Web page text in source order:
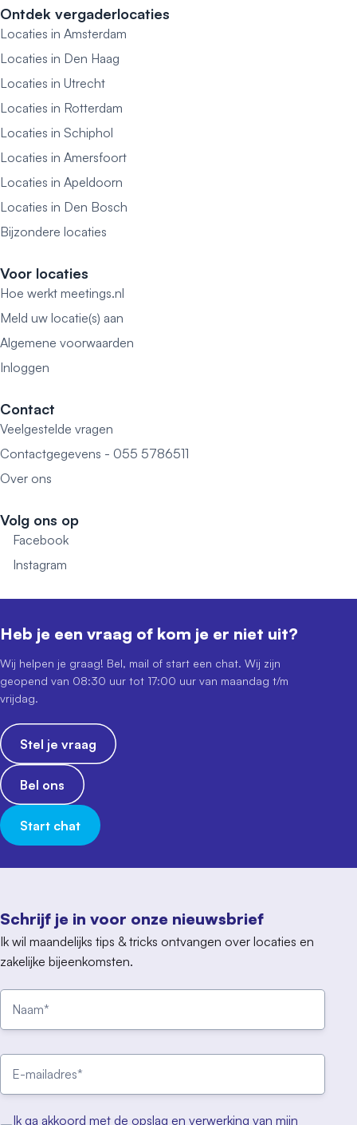
Ontdek vergaderlocaties
Locaties in Amsterdam
Locaties in Den Haag
Locaties in Utrecht
Locaties in Rotterdam
Locaties in Schiphol
Locaties in Amersfoort
Locaties in Apeldoorn
Locaties in Den Bosch
Bijzondere locaties
Voor locaties
Hoe werkt meetings.nl
Meld uw locatie(s) aan
Algemene voorwaarden
Inloggen
Contact
Veelgestelde vragen
Contactgegevens - 055 5786511
Over ons
Volg ons op
Facebook
Instagram
Schrijf je in voor onze nieuwsbrief
Ik wil maandelijks tips & tricks ontvangen over locaties en
zakelijke bijeenkomsten.
Ik ga akkoord met de opslag en verwerking van mijn
Heb je een vraag of kom je er niet uit?
Wij helpen je graag! Bel, mail of start een chat. Wij zijn
geopend van 08:30 uur tot 17:00 uur van maandag t/m
vrijdag.
Stel je vraag
Bel ons
Start chat